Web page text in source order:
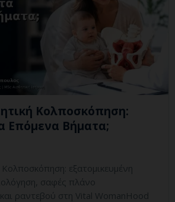
Κολποσκόπηση:
Επόμενα Βήματα;
εξατομικευμένη
σαφές πλάνο
ραντεβού στη Vital WomanHood